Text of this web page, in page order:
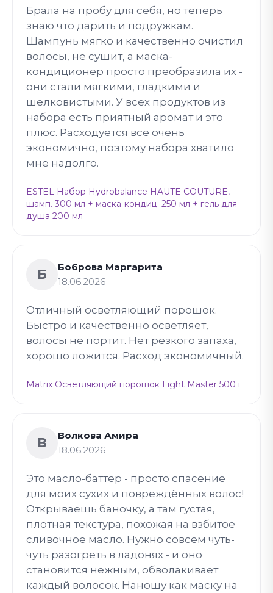
Брала на пробу для себя, но теперь
знаю что дарить и подружкам.
Шампунь мягко и качественно очистил
волосы, не сушит, а маска-
кондиционер просто преобразила их -
они стали мягкими, гладкими и
шелковистыми. У всех продуктов из
набора есть приятный аромат и это
плюс. Расходуется все очень
экономично, поэтому набора хватило
мне надолго.
ESTEL Набор Hydrobalance HAUTE COUTURE,
шамп. 300 мл + маска-кондиц. 250 мл + гель для
душа 200 мл
Б
Боброва Маргарита
18.06.2026
Отличный осветляющий порошок.
Быстро и качественно осветляет,
волосы не портит. Нет резкого запаха,
хорошо ложится. Расход экономичный.
Matrix Осветляющий порошок Light Master 500 г
В
Волкова Амира
18.06.2026
Это масло-баттер - просто спасение
для моих сухих и повреждённых волос!
Открываешь баночку, а там густая,
плотная текстура, похожая на взбитое
сливочное масло. Нужно совсем чуть-
чуть разогреть в ладонях - и оно
становится нежным, обволакивает
каждый волосок. Наношу как маску на